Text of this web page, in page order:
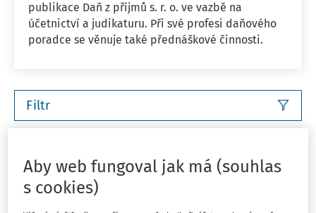
publikace Daň z příjmů s. r. o. ve vazbě na
účetnictví a judikaturu. Při své profesi daňového
poradce se věnuje také přednáškové činnosti.
Filtr
Řadit podle
Nejnovější Nejstarší
Aby web fungoval jak má (souhlas
s cookies)